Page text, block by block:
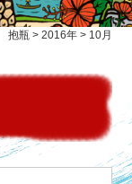
抱瓶 > 2016年> 10月